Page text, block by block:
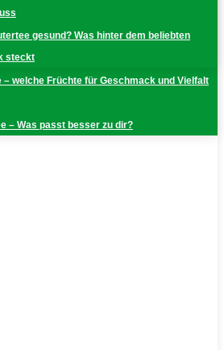
gesund? Was hinter dem beliebten
steckt
– welche Früchte für Geschmack und Vielfalt
– Was passt besser zu dir?